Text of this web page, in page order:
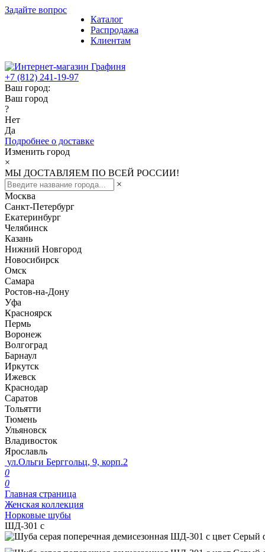
Задайте вопрос
Каталог
Распродажа
Клиентам
+7 (812) 241-19-97
Ваш город:
Ваш город
?
Нет
Да
Подробнее о доставке
Изменить город
×
МЫ ДОСТАВЛЯЕМ ПО ВСЕЙ РОССИИ!
×
Москва
Санкт-Петербург
Екатеринбург
Челябинск
Казань
Нижний Новгород
Новосибирск
Омск
Самара
Ростов-на-Дону
Уфа
Красноярск
Пермь
Воронеж
Волгоград
Барнаул
Иркутск
Ижевск
Краснодар
Саратов
Тольятти
Тюмень
Ульяновск
Владивосток
Ярославль
ул.Ольги Берггольц, 9, корп.2
0
0
Главная страница
Женская коллекция
Норковые шубы
ШД-301 с